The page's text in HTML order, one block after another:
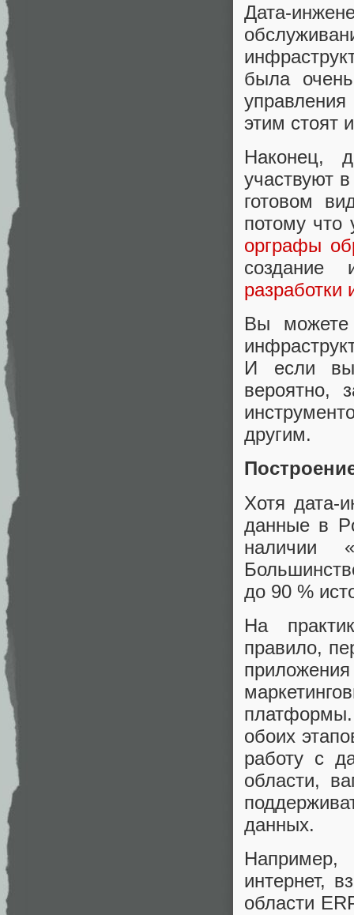
Дата-
была
этим стоят
Наконец,
участвуют
готовом
потому
орграфы
создание
разработки
Вы можете
И если вы
вероятно,
другим.
Хотя дата-
данные в
наличии
до 90 %
На
правило,
обоих
работу с
области,
данных.
интернет,
области